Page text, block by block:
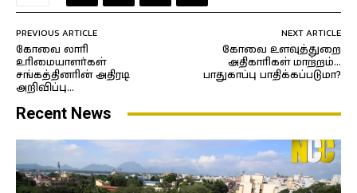
PREVIOUS ARTICLE
கோவை லாரி
உரிமையாளர்கள்
சங்கத்தினரின் அதிரடி
அறிவிப்பு…
NEXT ARTICLE
கோவை உளவுத்துறை
அதிகாரிகள் மாற்றம்…
பாதுகாப்பு பாதிக்கப்படுமா?
Recent News